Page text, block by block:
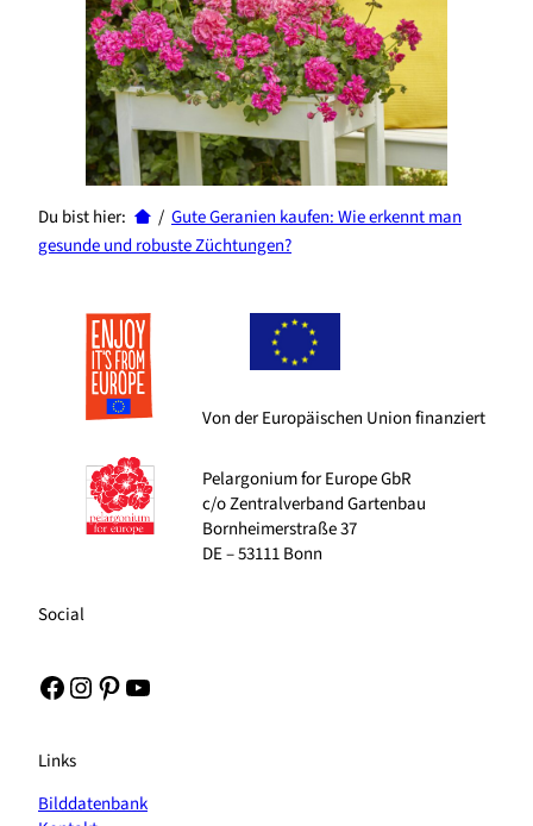
Du bist hier: / Gute Geranien kaufen: Wie erkennt man
gesunde und robuste Züchtungen?
Von der Europäischen Union finanziert
Pelargonium for Europe GbR
c/o Zentralverband Gartenbau
Bornheimerstraße 37
DE – 53111 Bonn
Social
Facebook Instagram Pinterest YouTube
Links
Bilddatenbank